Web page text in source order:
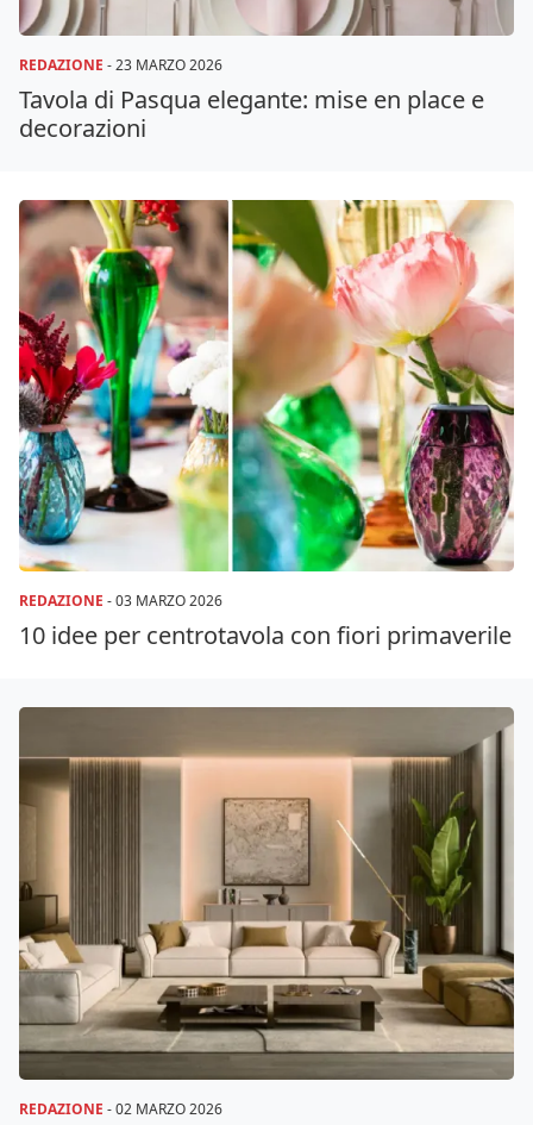
REDAZIONE -23 MARZO 2026
Tavola di Pasqua elegante: mise en place e
decorazioni
REDAZIONE -03 MARZO 2026
10 idee per centrotavola con fiori primaverile
REDAZIONE -02 MARZO 2026